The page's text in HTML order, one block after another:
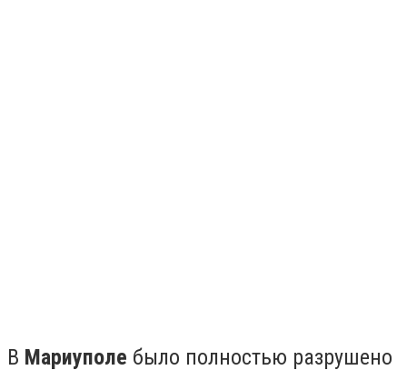
В Мариуполе было полностью разрушено